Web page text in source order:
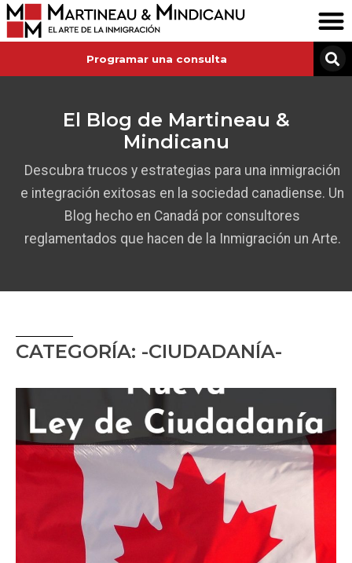
Programar una consulta
El Blog de Martineau &
Mindicanu
Descubra trucos y estrategias para una inmigración
e integración exitosas en la sociedad canadiense. Un
Blog hecho en Canadá por consultores
reglamentados que hacen de la Inmigración un Arte.
CATEGORÍA: -CIUDADANÍA-